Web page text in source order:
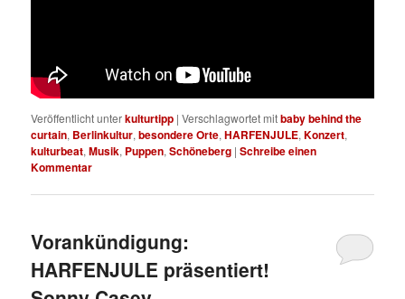
Veröffentlicht unterkulturtipp |Verschlagwortet mitbaby behind the
curtain, Berlinkultur,besondere Orte,HARFENJULE,Konzert,
kulturbeat,Musik, Puppen,Schöneberg |Schreibe einen
Kommentar
Vorankündigung:
HARFENJULE präsentiert!